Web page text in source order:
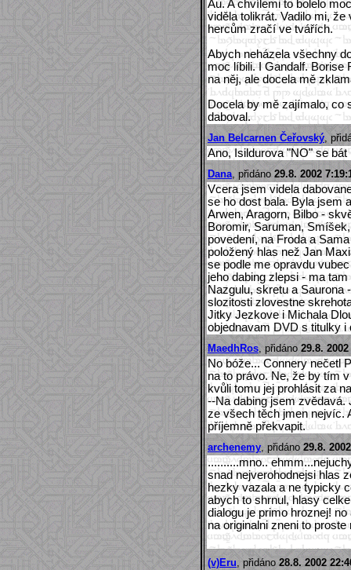
Au. A chvílemi to bolelo
viděla tolikrát. Vadilo mi,
hercům zračí ve tvářích.
Abych neházela všechny
moc líbili. I Gandalf. Borise
na něj, ale docela mě
Docela by mě zajímalo, co
daboval.
Jan Belcarnen Čeřovský ,
Ano, Isildurova "NO" se
Dana , přidáno 29.8. 2002
Vcera jsem videla
se ho dost bala. Byla jsem
Arwen, Aragorn, Bilbo -
Boromir, Saruman,
povedení, na Froda a
položený hlas než Jan
se podle me opravdu
jeho dabing zlepsi - ma
Nazgulu, skretu a Saurona
slozitosti zlovestne
Jitky Jezkove i Michala
objednavam DVD s titulky i
MaedhRos , přidáno 29.8.
No bóže... Connery nečetl
na to právo. Ne, že by tím
kvůli tomu jej prohlásit za
--Na dabing jsem zvědavá.
ze všech těch jmen nejvíc.
příjemně překvapit.
archenemy , přidáno 29.8.
..........mno..
snad nejverohodnejsi hlas
hezky vazala a ne typicky
abych to shrnul, hlasy
dialogu je primo hroznej!
na originalni zneni to proste
(v)Eru , přidáno 28.8. 2002